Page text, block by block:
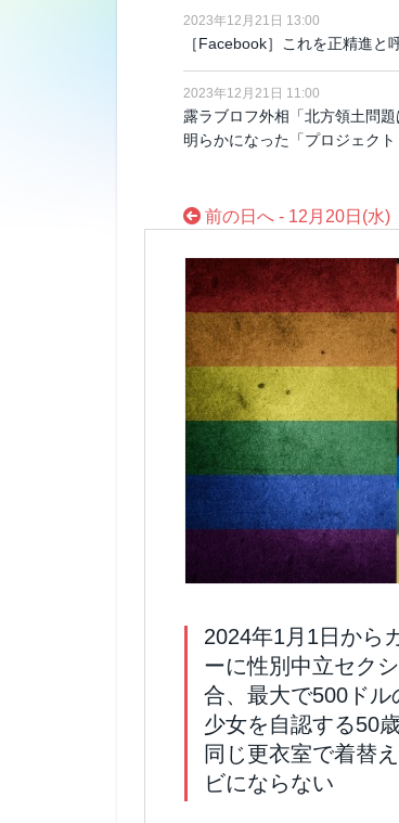
2023年12月21日 13:00
［Facebook］これを正精進と
2023年12月21日 11:00
露ラブロフ外相「北方領土問
明らかになった「プロジェク
前の日へ - 12月20日(水)
2024年1月1日から
ーに性別中立セク
合、最大で500ド
少女を自認する50
同じ更衣室で着替
ビにならない